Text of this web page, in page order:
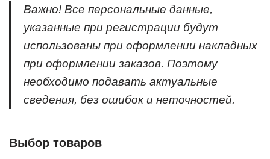
Важно! Все персональные данные,
указанные при регистрации будут
использованы при оформлении накладных
при оформлении заказов. Поэтому
необходимо подавать актуальные
сведения, без ошибок и неточностей.
Выбор товаров